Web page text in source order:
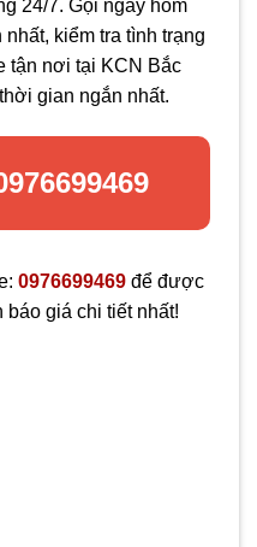
24/7. Gọi ngay hôm
kiểm tra tình trạng
tận nơi tại KCN Bắc
gian ngắn nhất.
0976699469 để được
giá chi tiết nhất!